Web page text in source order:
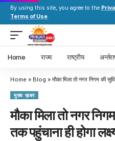
By using this site, you agree to the
Terms of Use.
Home राज्य राष्ट्रीय
Home » Blog » मौका मिला तो नगर निगम की
मुख्य ख़बर
मौका मिला तो नगर
तक पहुंचाना ही होगा